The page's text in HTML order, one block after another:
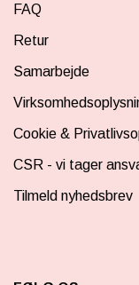
FAQ
Retur
Samarbejde
Cookie &
CSR - vi tager
Tilmeld nyhedsbrev